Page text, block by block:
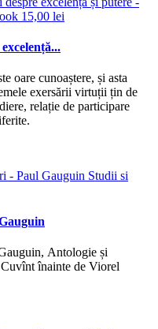
oare cunoaștere, și asta
exersării virtuții țin de
relație de participare
Antologie și
înainte de Viorel